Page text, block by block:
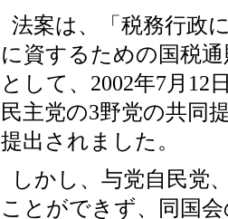
法案は、「税務行政
に資するための国税
として、2002年7月12
民主党の3野党の共同
提出されました。
しかし、与党自民党
ことができず、同国